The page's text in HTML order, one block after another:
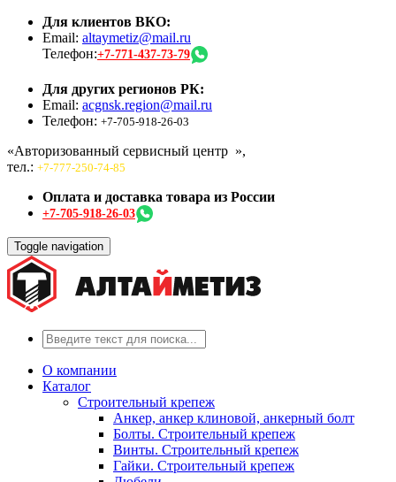
Для клиентов ВКО:
Email: altaymetiz@mail.ru
Телефон:+7-771-437-73-79
Для других регионов РК:
Email: acgnsk.region@mail.ru
Телефон: +7-705-918-26-03
«Авторизованный сервисный центр »,
тел.: +7-777-250-74-85
Оплата и доставка товара из России
+7-705-918-26-03
Toggle navigation
О компании
Каталог
Строительный крепеж
Анкер, анкер клиновой, анкерный болт
Болты. Строительный крепеж
Винты. Строительный крепеж
Гайки. Строительный крепеж